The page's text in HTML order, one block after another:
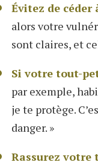
Évitez de céder
alors votre
sont claires, et
Si votre tout-
par exemple,
je te protège.
danger. »
Rassurez votre